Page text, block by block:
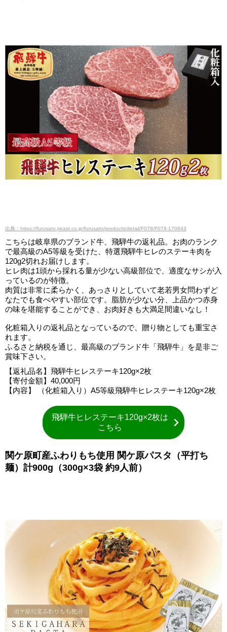
出典：https://furusato.jreast.co.jp/furusato/products/detail/F078/F078-170643
こちらは岐阜県のブランド牛、飛騨牛の返礼品。お肉のランク
で最高級のA5等級を受けた、特選飛騨牛ヒレのステーキ肉を
120g2切れお届けします。
ヒレ肉は1頭から採れる量が少ない高級部位で、適度なサシが入
っているのが特徴。
肉質は非常に柔らかく、あっさりとしていて老若男女問わずど
なたでも食べやすい部位です。脂肪が少ない分、上品かつ赤身
の味を堪能することができ、お肉好きも大満足間違いなし！
化粧箱入りの返礼品となっているので、贈り物としても重宝さ
れます。
ふるさと納税を通じ、最高級のブランド牛「飛騨牛」を是非ご
賞味下さい。
【返礼品名】飛騨牛ヒレステーキ120g×2枚
【寄付金額】40,000円
【内容】 （化粧箱入り）A5等級飛騨牛ヒレステーキ120g×2枚
飛騨牛ヒレステーキ120g×2枚は
こちら
関ケ原町産ふわりもち使用 関ケ原パスタ（平打ち
麺）計900g（300g×3袋 約9人前）